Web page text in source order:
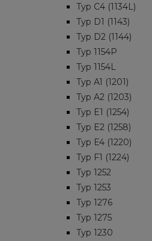
Typ C4 (1134L)
Typ D1 (1143)
Typ D2 (1144)
Typ 1154P
Typ 1154L
Typ A1 (1201)
Typ A2 (1203)
Typ E1 (1254)
Typ E2 (1258)
Typ E4 (1220)
Typ F1 (1224)
Typ 1252
Typ 1253
Typ 1276
Typ 1275
Typ 1230